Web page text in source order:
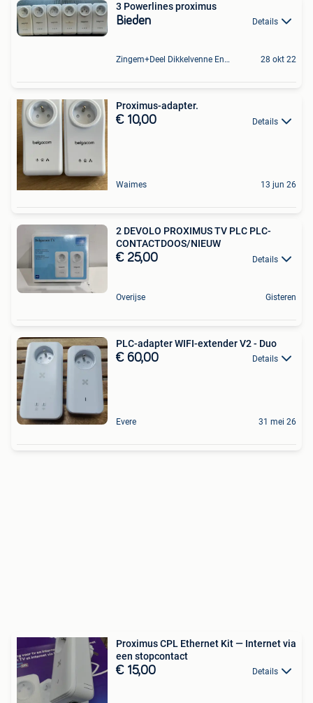
3 Powerlines proximus
Bieden Details
Zingem+Deel Dikkelvenne En Nederzwalm-Hermelgem 28 okt 22
Proximus-adapter.
€ 10,00 Details
Waimes 13 jun 26
2 DEVOLO PROXIMUS TV PLC PLC-
CONTACTDOOS/NIEUW
€ 25,00 Details
Overijse Gisteren
PLC-adapter WIFI-extender V2 - Duo
€ 60,00 Details
Evere 31 mei 26
Proximus CPL Ethernet Kit — Internet via
een stopcontact
€ 15,00 Details